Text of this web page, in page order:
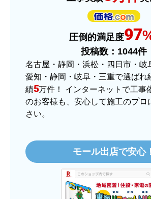
商品の梱包は必要十分なものでしたか？
またこのショップを利用したいですか？
はい
【注文商品】ヒーター・ス
文時期】2025年11月頃（モバイ
【このショップを選んだ理由は？】
【注文からどのくらいで届きました
3日程で届きました。発送作業が早
【その他感想・コメント】
圧倒的満足度97
投稿数： 1044件
名古屋・静岡・浜松・四日市・岐
愛知・静岡・岐阜・三重で選ばれ
績5万件！ インターネットで工事
のお客様も、安心して施工のプロ
さい。
モール出店で安心！